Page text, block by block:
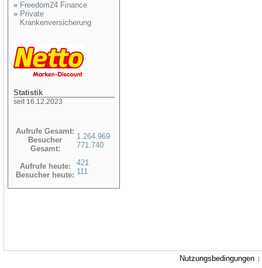
» Freedom24 Finance
» Private
Krankenversicherung
Statistik
seit 16.12.2023
Aufrufe Gesamt:
Besucher
Gesamt:
Aufrufe heute:
Besucher heute:
1.264.969
771.740
421
111
Nutzungsbedingungen